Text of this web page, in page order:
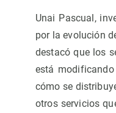
Unai Pascual,
por la evolución
destacó que los
está
cómo se
otros servicios